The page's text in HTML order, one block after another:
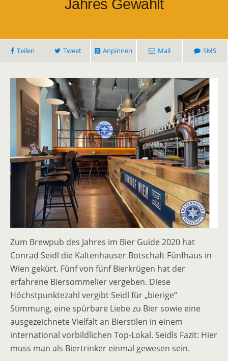
Jahres Gewählt
Teilen Tweet Anpinnen Mail SMS
Zum Brewpub des Jahres im Bier Guide 2020 hat
Conrad Seidl die Kaltenhauser Botschaft Fünfhaus in
Wien gekürt. Fünf von fünf Bierkrügen hat der
erfahrene Biersommelier vergeben. Diese
Höchstpunktezahl vergibt Seidl für „bierige“
Stimmung, eine spürbare Liebe zu Bier sowie eine
ausgezeichnete Vielfalt an Bierstilen in einem
international vorbildlichen Top-Lokal. Seidls Fazit: Hier
muss man als Biertrinker einmal gewesen sein.